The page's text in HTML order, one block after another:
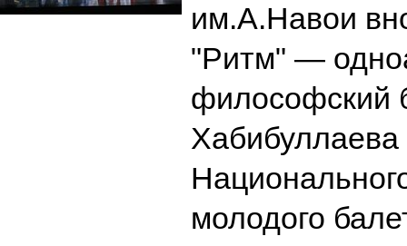
им.А.Навои
"Ритм" —
философский
молодого